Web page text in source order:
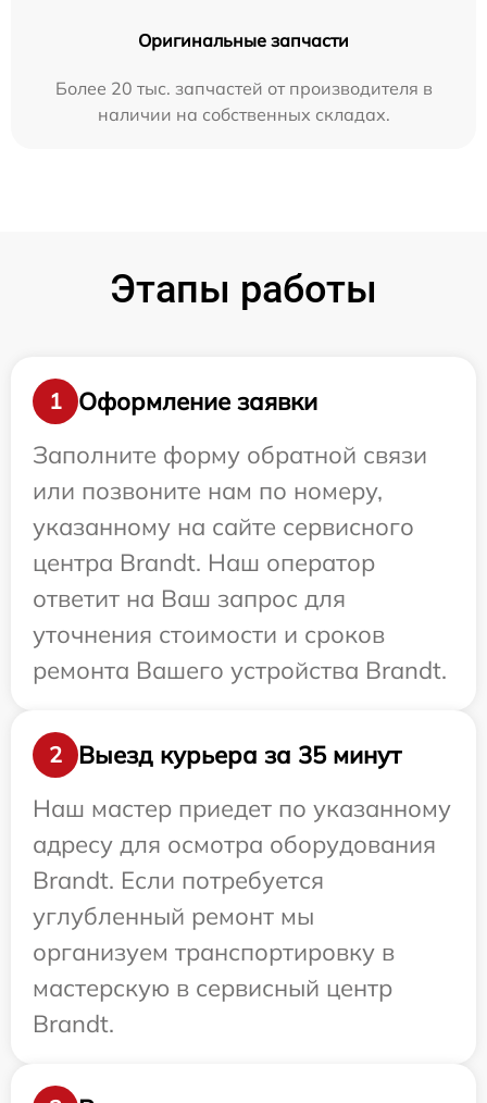
Оригинальные запчасти
Более 20 тыс. запчастей от производителя в
наличии на собственных складах.
Этапы работы
1
Оформление заявки
Заполните форму обратной связи
или позвоните нам по номеру,
указанному на сайте сервисного
центра Brandt. Наш оператор
ответит на Ваш запрос для
уточнения стоимости и сроков
ремонта Вашего устройства Brandt.
2
Выезд курьера за 35 минут
Наш мастер приедет по указанному
адресу для осмотра оборудования
Brandt. Если потребуется
углубленный ремонт мы
организуем транспортировку в
мастерскую в сервисный центр
Brandt.